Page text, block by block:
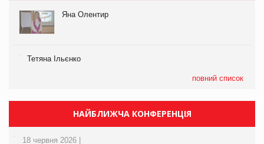
Яна Олентир
Тетяна Ільєнко
повний список
НАЙБЛИЖЧА КОНФЕРЕНЦІЯ
18 червня 2026 |